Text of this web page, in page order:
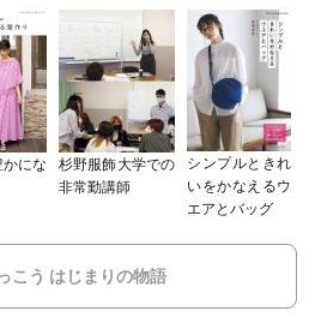
にな
杉野服飾大学での
非常勤講師
シンプルときれ
いをかなえるウ
エアとバッグ
こう はじまりの物語